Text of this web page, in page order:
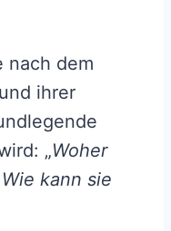
nach dem
ihrer
„Woher
kann sie